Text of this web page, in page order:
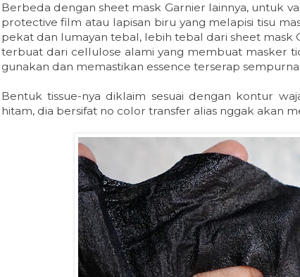
Berbeda dengan sheet mask Garnier lainnya, untuk
protective film atau lapisan biru yang melapisi tisu
pekat dan lumayan tebal, lebih tebal dari sheet mask
terbuat dari cellulose alami yang membuat masker
gunakan dan memastikan essence terserap
Bentuk tissue-nya diklaim sesuai dengan kontur
hitam, dia bersifat no color transfer alias nggak akan